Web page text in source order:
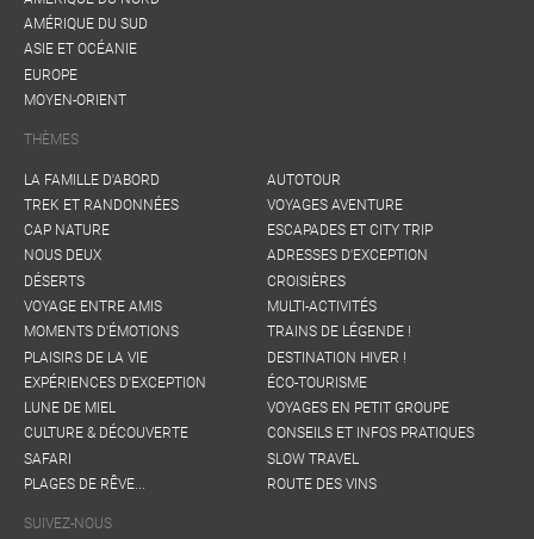
AMÉRIQUE DU SUD
ASIE ET OCÉANIE
EUROPE
MOYEN-ORIENT
THÈMES
LA FAMILLE D'ABORD
TREK ET RANDONNÉES
CAP NATURE
NOUS DEUX
DÉSERTS
VOYAGE ENTRE AMIS
MOMENTS D'ÉMOTIONS
PLAISIRS DE LA VIE
EXPÉRIENCES D'EXCEPTION
LUNE DE MIEL
CULTURE & DÉCOUVERTE
SAFARI
PLAGES DE RÊVE...
AUTOTOUR
VOYAGES AVENTURE
ESCAPADES ET CITY TRIP
ADRESSES D'EXCEPTION
CROISIÈRES
MULTI-ACTIVITÉS
TRAINS DE LÉGENDE !
DESTINATION HIVER !
ÉCO-TOURISME
VOYAGES EN PETIT GROUPE
CONSEILS ET INFOS PRATIQUES
SLOW TRAVEL
ROUTE DES VINS
SUIVEZ-NOUS